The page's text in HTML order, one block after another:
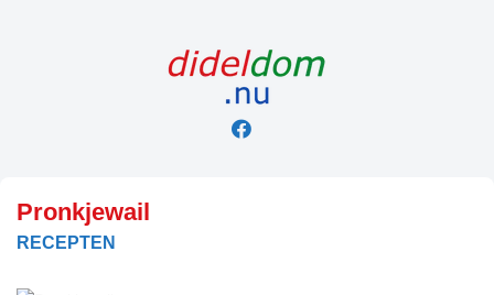
Pronkjewail
RECEPTEN